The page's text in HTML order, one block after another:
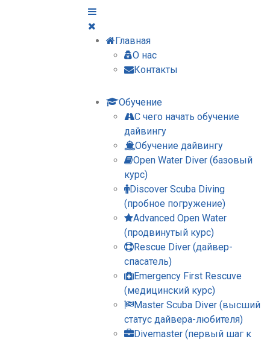
Главная
О нас
Контакты
Обучение
С чего начать обучение
дайвингу
Обучение дайвингу
Open Water Diver (базовый
курс)
Discover Scuba Diving
(пробное погружение)
Advanced Open Water
(продвинутый курс)
Rescue Diver (дайвер-
спасатель)
Emergency First Rescuve
(медицинский курс)
Master Scuba Diver (высший
статус дайвера-любителя)
Divemaster (первый шаг к